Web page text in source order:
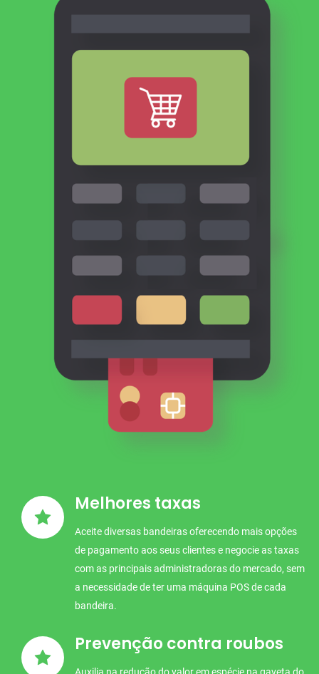
Melhores taxas
Aceite diversas bandeiras oferecendo mais opções
de pagamento aos seus clientes e negocie as taxas
com as principais administradoras do mercado, sem
a necessidade de ter uma máquina POS de cada
bandeira.
Prevenção contra roubos
Auxilia na redução do valor em espécie na gaveta do